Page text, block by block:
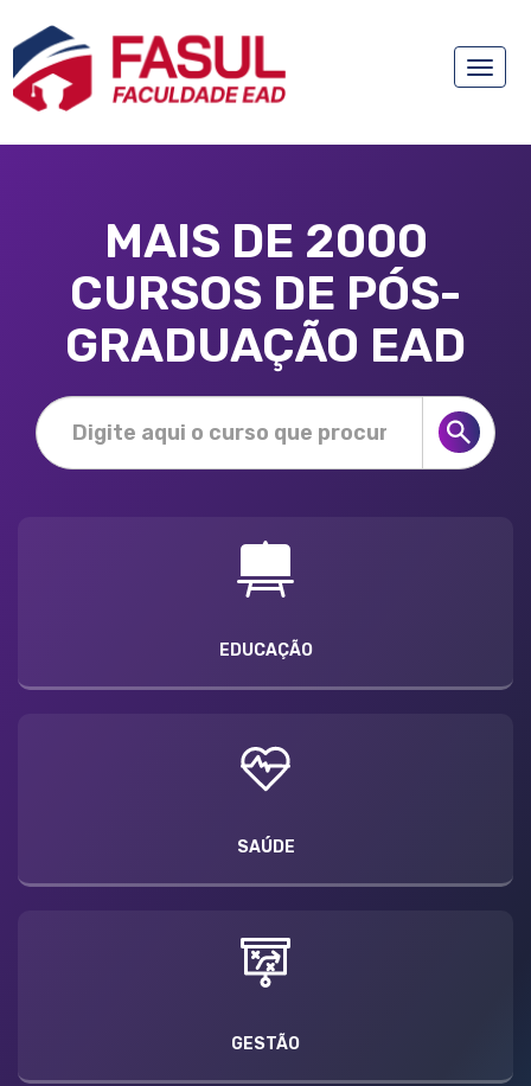
Toggle
MAIS DE 2000
CURSOS DE PÓS-
GRADUAÇÃO EAD
EDUCAÇÃO
SAÚDE
GESTÃO